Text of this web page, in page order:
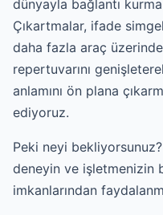
dünyayla bağlantı
Çıkartmalar, ifade
daha fazla araç
repertuvarını
anlamını ön plana
ediyoruz.
Peki neyi
deneyin ve işletmenizin
imkanlarından